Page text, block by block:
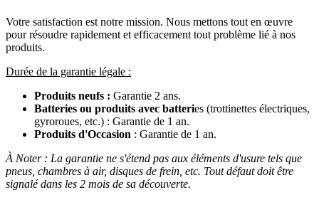
Votre satisfaction est notre mission. Nous mettons tout en œuvre
pour résoudre rapidement et efficacement tout problème lié à nos
produits.
Durée de la garantie légale :
Produits neufs : Garantie 2 ans.
Batteries ou produits avec batteries (trottinettes électriques,
gyroroues, etc.) : Garantie de 1 an.
Produits d'Occasion : Garantie de 1 an.
À Noter : La garantie ne s'étend pas aux éléments d'usure tels que
pneus, chambres à air, disques de frein, etc. Tout défaut doit être
signalé dans les 2 mois de sa découverte.